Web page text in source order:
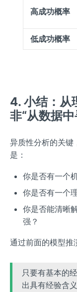
高成功概率
低成功概率
4. 小结：从
非“从数据
异质性分析的关键
是：
你是否有一个
你是否有一个
你是否能清晰
强？
通过前面的模型推
只要有基本的
出具有经验含